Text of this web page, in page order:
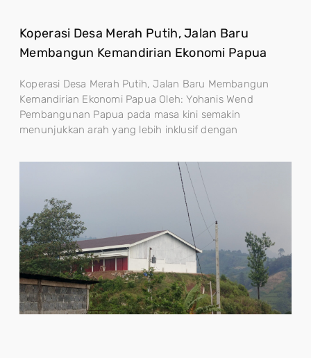
Koperasi Desa Merah Putih, Jalan Baru
Membangun Kemandirian Ekonomi Papua
Koperasi Desa Merah Putih, Jalan Baru Membangun
Kemandirian Ekonomi Papua Oleh: Yohanis Wend
Pembangunan Papua pada masa kini semakin
menunjukkan arah yang lebih inklusif dengan